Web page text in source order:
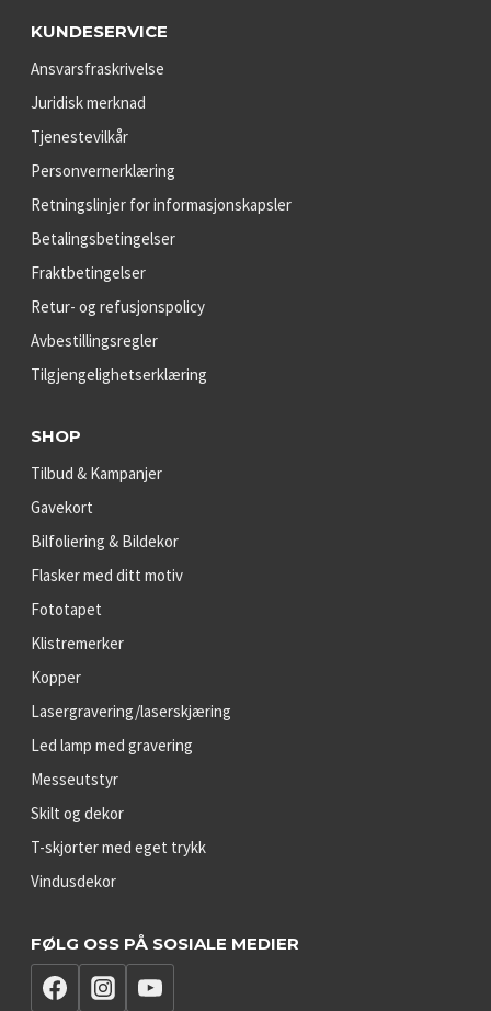
KUNDESERVICE
Ansvarsfraskrivelse
Juridisk merknad
Tjenestevilkår
Personvernerklæring
Retningslinjer for informasjonskapsler
Betalingsbetingelser
Fraktbetingelser
Retur- og refusjonspolicy
Avbestillingsregler
Tilgjengelighetserklæring
SHOP
Tilbud & Kampanjer
Gavekort
Bilfoliering & Bildekor
Flasker med ditt motiv
Fototapet
Klistremerker
Kopper
Lasergravering/laserskjæring
Led lamp med gravering
Messeutstyr
Skilt og dekor
T-skjorter med eget trykk
Vindusdekor
FØLG OSS PÅ SOSIALE MEDIER